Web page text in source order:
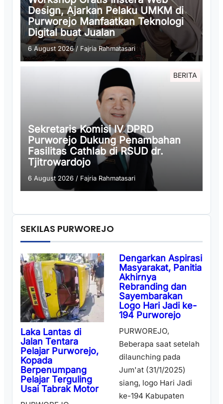
Design, Ajarkan Pelaku UMKM di
Purworejo Manfaatkan Teknologi
Digital buat Jualan
6 August 2026/ Fajria Rahmatasari
BERITA
Sekretaris Komisi IV DPRD
Purworejo Dukung Penambahan
Fasilitas Cathlab di RSUD dr.
Tjitrowardojo
6 August 2026 / Fajria Rahmatasari
SEKILAS PURWOREJO
Laka Lantas di
Jalan Tentara
Pelajar Purworejo,
Kopada
Berpenumpang
Pelajar Terguling
Usai Tabrak Motor
Dengarkan Aspirasi
Masyarakat, Panitia
Akhirnya
Rebranding dan
Sayembarakan
Logo Hari Jadi ke-
194 Purworejo
PURWOREJO,
Beberapa saat setelah
dilaunching pada
Jum'at (31/1/2025)
siang, logo Hari Jadi
ke-194 Kabupaten